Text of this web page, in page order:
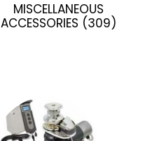
MISCELLANEOUS
ACCESSORIES (309)